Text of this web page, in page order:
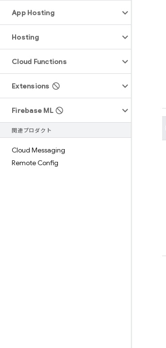
App Hosting
Hosting
Cloud Functions
Extensions
Firebase ML
関連プロダクト
Cloud Messaging
Remote Config